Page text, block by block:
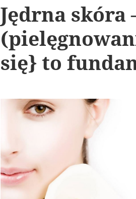
Jędrna skóra
się} to